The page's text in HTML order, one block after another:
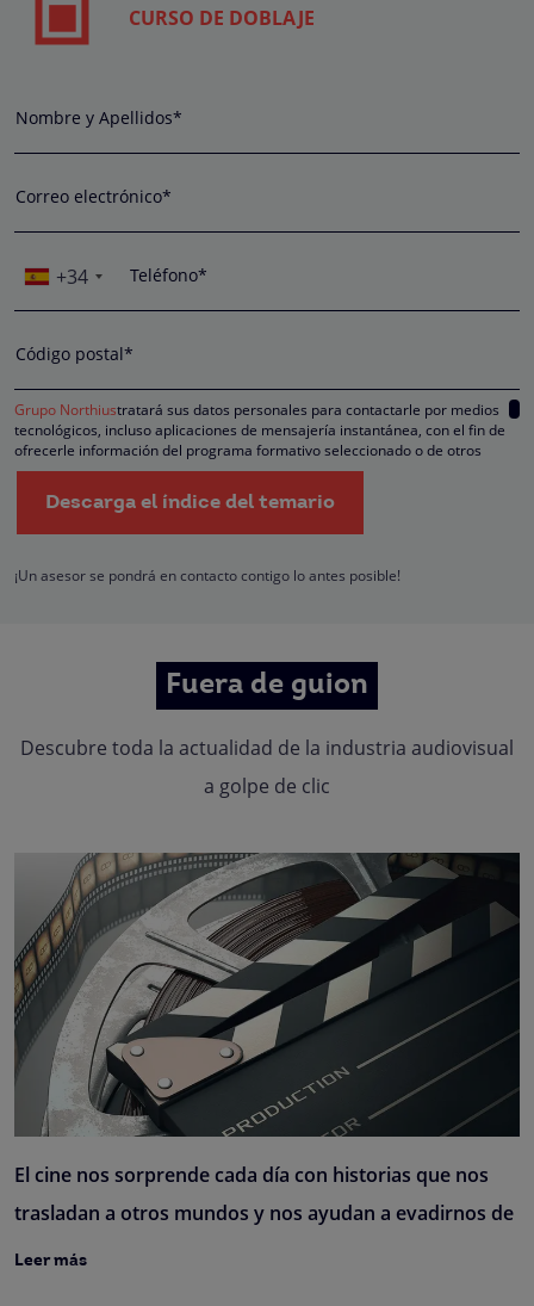
CURSO DE DOBLAJE
Nombre y Apellidos*
Correo electrónico*
+34 Teléfono*
Código postal*
Grupo Northiustratará sus datos personales para contactarle por medios
tecnológicos, incluso aplicaciones de mensajería instantánea, con el fin de
ofrecerle información del programa formativo seleccionado o de otros
directamente relacionados con el interés manifestado y, en su caso, para
tramitar la contratación correspondiente. Compartiremos su solicitud con las
empresas que conforman elGrupo Northius, con el objeto de que estas
hacerle llegar la mejor oferta de productos y servicios de acuerdo a su
oposición, limitación, tal y como se explica en laPolítica de Privacidad
Descarga el índice del temario
¡Un asesor se pondrá en contacto contigo lo antes posible!
Fuera de guion
Descubre toda la actualidad de la industria audiovisual
a golpe de clic
El cine nos sorprende cada día con historias que nos
trasladan a otros mundos y nos ayudan a evadirnos de
Leer más